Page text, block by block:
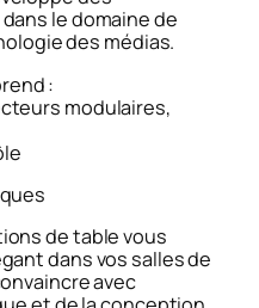
le domaine de
des médias.
:
modulaires,
de table vous
dans vos salles de
avec